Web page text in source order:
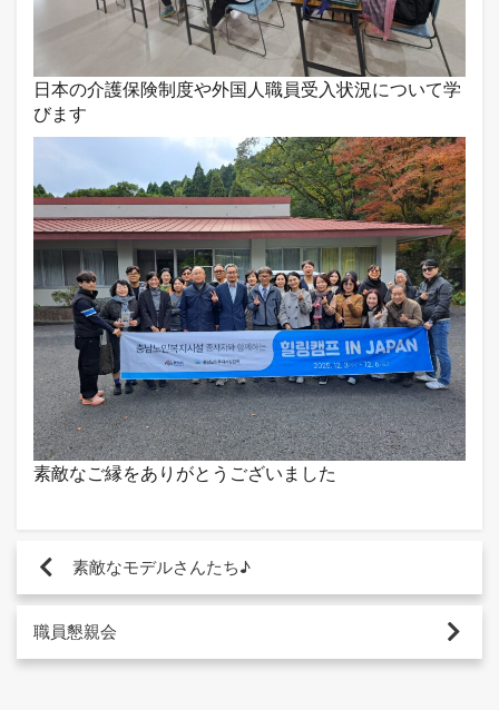
日本の介護保険制度や外国人職員受入状況について学
びます
素敵なご縁をありがとうございました
素敵なモデルさんたち♪
職員懇親会